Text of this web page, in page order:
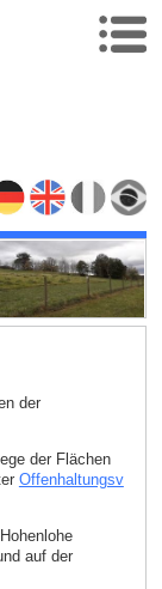
der
der Flächen
Offenhaltungsv
auf der